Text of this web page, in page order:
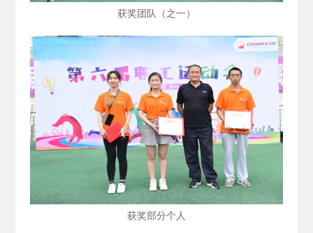
获奖团队（之一）
获奖部分个人